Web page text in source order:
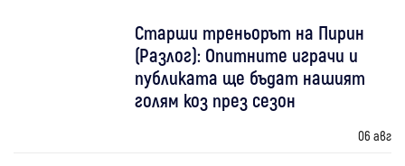
Старши треньорът на Пирин
(Разлог): Опитните играчи и
публиката ще бъдат нашият
голям коз през сезон
06 авг